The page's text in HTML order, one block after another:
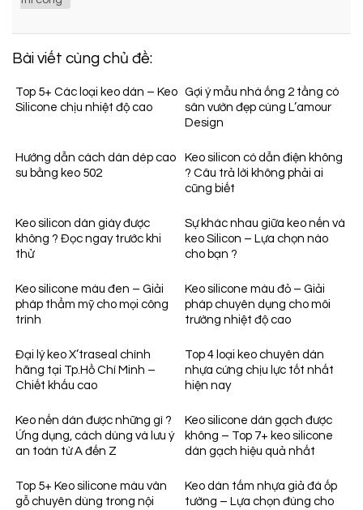
Bài viết cùng chủ đề:
Top 5+ Các loại keo dán – Keo
Silicone chịu nhiệt độ cao
Gợi ý mẫu nhà ống 2 tầng có
sân vườn đẹp cùng L’amour
Design
Hướng dẫn cách dán dép cao
su bằng keo 502
Keo silicon có dẫn điện không
? Câu trả lời không phải ai
cũng biết
Keo silicon dán giày được
không ? Đọc ngay trước khi
thử
Sự khác nhau giữa keo nến và
keo Silicon – Lựa chọn nào
cho bạn ?
Keo silicone màu đen – Giải
pháp thẩm mỹ cho mọi công
trình
Keo silicone màu đỏ – Giải
pháp chuyên dụng cho môi
trường nhiệt độ cao
Đại lý keo X’traseal chính
hãng tại Tp.Hồ Chí Minh –
Chiết khấu cao
Top 4 loại keo chuyên dán
nhựa cứng chịu lực tốt nhất
hiện nay
Keo nến dán được những gì ?
Ứng dụng, cách dùng và lưu ý
an toàn từ A đến Z
Keo silicone dán gạch được
không – Top 7+ keo silicone
dán gạch hiệu quả nhất
Top 5+ Keo silicone màu vân
gỗ chuyên dùng trong nội
Keo dán tấm nhựa giả đá ốp
tường – Lựa chọn đúng cho